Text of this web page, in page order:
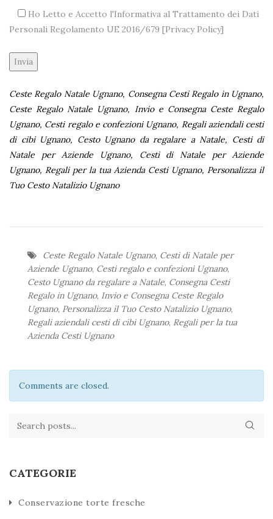
Ho Letto e Accetto l'Informativa al Trattamento dei Dati
Personali Regolamento UE 2016/679 [Privacy Policy]
Alternative:
Ceste Regalo Natale Ugnano, Consegna Cesti Regalo in Ugnano,
Ceste Regalo Natale Ugnano, Invio e Consegna Ceste Regalo
Ugnano, Cesti regalo e confezioni Ugnano, Regali aziendali cesti
di cibi Ugnano, Cesto Ugnano da regalare a Natale, Cesti di
Natale per Aziende Ugnano, Cesti di Natale per Aziende
Ugnano, Regali per la tua Azienda Cesti Ugnano, Personalizza il
Tuo Cesto Natalizio Ugnano
Ceste Regalo Natale Ugnano, Cesti di Natale per
Aziende Ugnano, Cesti regalo e confezioni Ugnano,
Cesto Ugnano da regalare a Natale, Consegna Cesti
Regalo in Ugnano, Invio e Consegna Ceste Regalo
Ugnano, Personalizza il Tuo Cesto Natalizio Ugnano,
Regali aziendali cesti di cibi Ugnano, Regali per la tua
Azienda Cesti Ugnano
Comments are closed.
CATEGORIE
Conservazione torte fresche